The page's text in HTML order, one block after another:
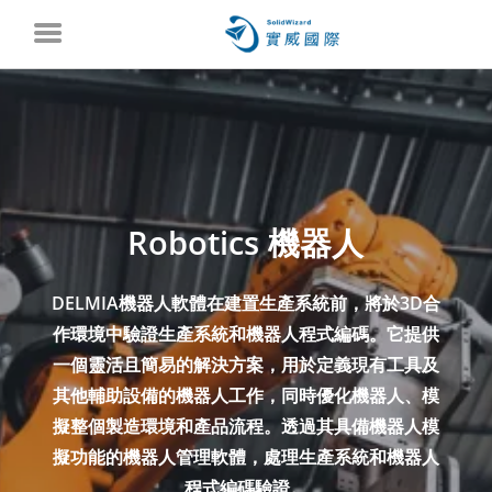
Robotics 機器人
DELMIA機器人軟體在建置生產系統前，將於3D合
作環境中驗證生產系統和機器人程式編碼。它提供
一個靈活且簡易的解決方案，用於定義現有工具及
其他輔助設備的機器人工作，同時優化機器人、模
擬整個製造環境和產品流程。透過其具備機器人模
擬功能的機器人管理軟體，處理生產系統和機器人